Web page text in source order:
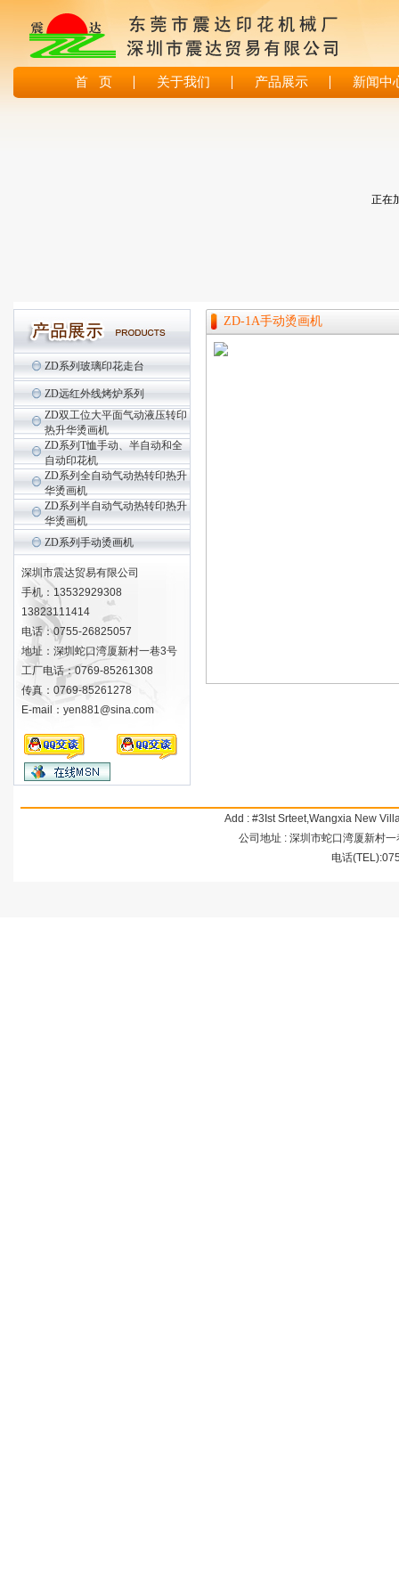
首 页 关于我们 产品展示 新闻中
正在
ZD系列玻璃印花走台
ZD远红外线烤炉系列
ZD双工位大平面气动液压转印
热升华烫画机
ZD系列T恤手动、半自动和全
自动印花机
ZD系列全自动气动热转印热升
华烫画机
ZD系列半自动气动热转印热升
华烫画机
ZD系列手动烫画机
深圳市震达贸易有限公司
手机：13532929308
13823111414
电话：0755-26825057
地址：深圳蛇口湾厦新村一巷3号
工厂电话：0769-85261308
传真：0769-85261278
E-mail：yen881@sina.com
ZD-1A手动烫画机
Add : #3Ist Srteet,Wangxia New
公司地址 : 深圳市蛇口湾厦新村
电话